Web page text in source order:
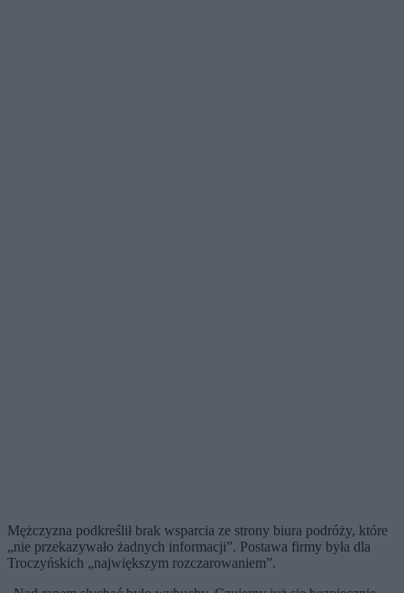
Mężczyzna podkreślił brak wsparcia ze strony biura podróży, które
„nie przekazywało żadnych informacji”. Postawa firmy była dla
Troczyńskich „największym rozczarowaniem”.